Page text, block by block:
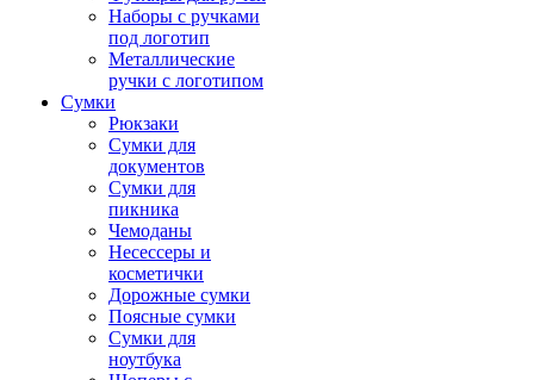
Наборы с ручками
под логотип
Металлические
ручки с логотипом
Сумки
Рюкзаки
Сумки для
документов
Сумки для
пикника
Чемоданы
Несессеры и
косметички
Дорожные сумки
Поясные сумки
Сумки для
ноутбука